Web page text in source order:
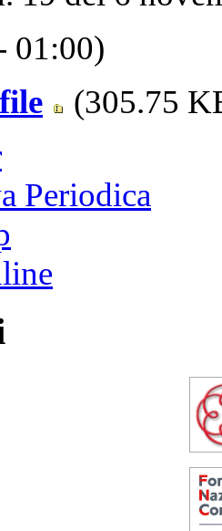
01:00)
(305.75
Periodica